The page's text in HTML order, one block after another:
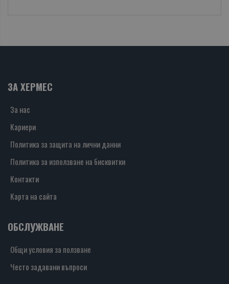
ЗА ХЕРМЕС
За нас
Кариери
Политика за защита на лични данни
Политика за използване на бисквитки
Контакти
Карта на сайта
ОБСЛУЖВАНЕ
Общи условия за ползване
Често задавани въпроси